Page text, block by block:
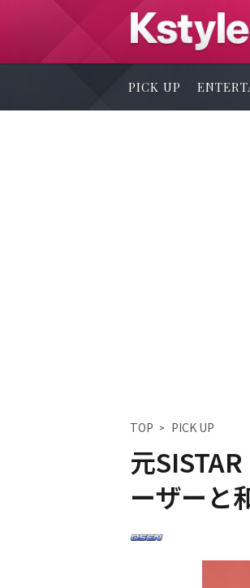
PICK UP
TOP PICK UP
元
ーザーと